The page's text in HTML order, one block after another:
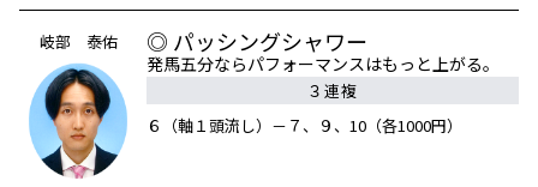
岐部 泰佑 ◎ パッシングシャワー
発馬五分ならパフォーマンスはもっと上がる。
３連複
６（軸１頭流し）－７、９、10（各1000円）